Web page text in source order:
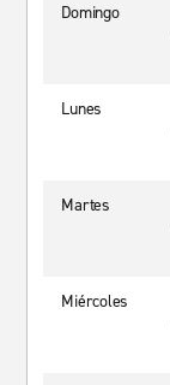
Domingo
Lunes
Martes
Miércoles